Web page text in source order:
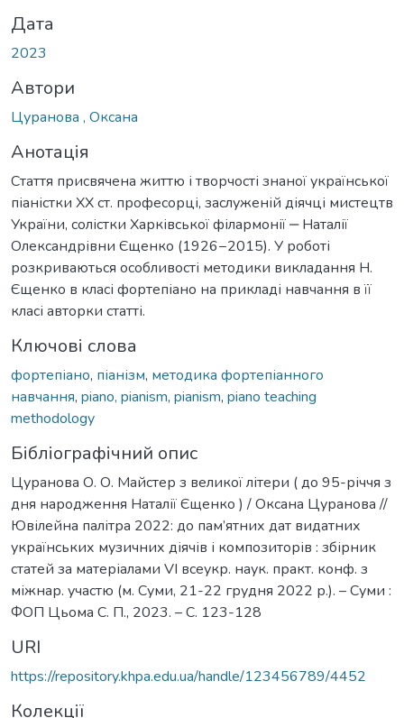
Дата
2023
Автори
Цуранова , Оксана
Анотація
Стаття присвячена життю і творчості знаної української
піаністки XX ст. професорці, заслуженій діячці мистецтв
України, солістки Харківської філармонії ‒ Наталії
Олександрівни Єщенко (1926−2015). У роботі
розкриваються особливості методики викладання Н.
Єщенко в класі фортепіано на прикладі навчання в її
класі авторки статті.
Ключові слова
фортепіано, піанізм, методика фортепіанного
навчання, piano, pianism, pianism, piano teaching
methodology
Бібліографічний опис
Цуранова О. О. Майстер з великої літери ( до 95-річчя з
дня народження Наталії Єщенко ) / Оксана Цуранова //
Ювілейна палітра 2022: до пам’ятних дат видатних
українських музичних діячів і композиторів : збірник
статей за матеріалами VІ всеукр. наук. практ. конф. з
міжнар. участю (м. Суми, 21-22 грудня 2022 р.). – Суми :
ФОП Цьома С. П., 2023. – С. 123-128
URI
https://repository.khpa.edu.ua/handle/123456789/4452
Колекції